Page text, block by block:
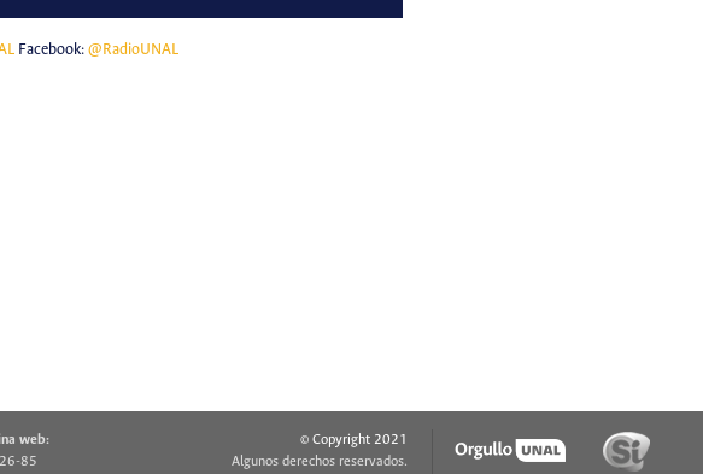
Facebook: @RadioUNAL
web:
85
© Copyright 2021
Algunos derechos reservados.